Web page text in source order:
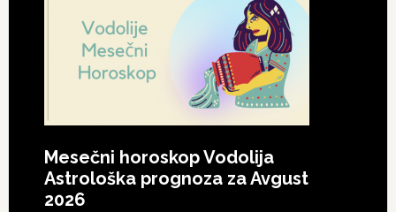
Mesečni horoskop Vodolija
Astrološka prognoza za Avgust
2026